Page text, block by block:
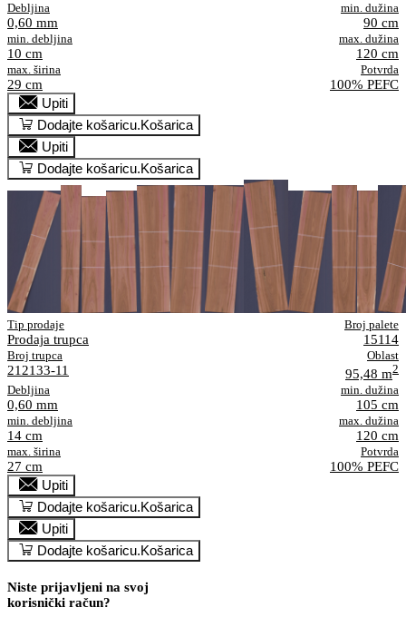
Debljina
0,60 mm
min. dužina
90 cm
min. debljina
10 cm
max. dužina
120 cm
max. širina
29 cm
Potvrda
100% PEFC
Upiti
Dodajte košaricu.Košarica
Upiti
Dodajte košaricu.Košarica
Tip prodaje
Prodaja trupca
Broj palete
15114
Broj trupca
212133-11
Oblast
95,48 m2
Debljina
0,60 mm
min. dužina
105 cm
min. debljina
14 cm
max. dužina
120 cm
max. širina
27 cm
Potvrda
100% PEFC
Upiti
Dodajte košaricu.Košarica
Upiti
Dodajte košaricu.Košarica
Niste prijavljeni na svoj
korisnički račun?